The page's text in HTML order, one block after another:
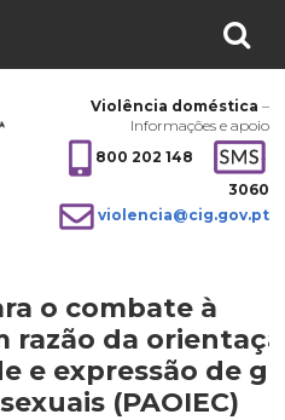
Violência doméstica –
Informações e apoio
800 202 148
3060
violencia@cig.gov.pt
o combate à
razão da
e expressão de
(PAOIEC)